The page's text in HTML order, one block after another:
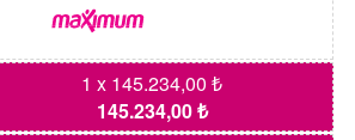
1 x 145.234,00 ₺
145.234,00 ₺